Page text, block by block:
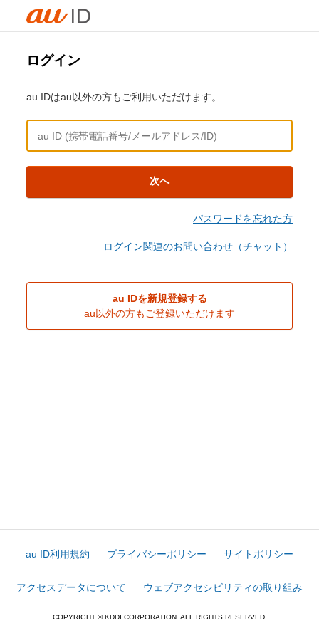
ログイン
au IDはau以外の方もご利用いただけます。
次へ
パスワードを忘れた方
ログイン関連のお問い合わせ（チャット）
au IDを新規登録する
au以外の方もご登録いただけます
au ID利用規約 プライバシーポリシー サイトポリシー
アクセスデータについて ウェブアクセシビリティの取り組み
COPYRIGHT © KDDI CORPORATION. ALL RIGHTS RESERVED.